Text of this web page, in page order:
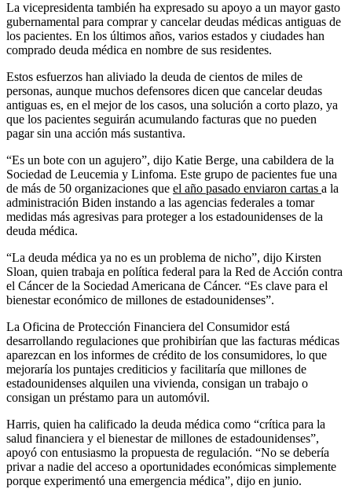
La vicepresidenta también ha expresado su apoyo a un mayor gasto
gubernamental para comprar y cancelar deudas médicas antiguas de
los pacientes. En los últimos años, varios estados y ciudades han
comprado deuda médica en nombre de sus residentes.
Estos esfuerzos han aliviado la deuda de cientos de miles de
personas, aunque muchos defensores dicen que cancelar deudas
antiguas es, en el mejor de los casos, una solución a corto plazo, ya
que los pacientes seguirán acumulando facturas que no pueden
pagar sin una acción más sustantiva.
“Es un bote con un agujero”, dijo Katie Berge, una cabildera de la
Sociedad de Leucemia y Linfoma. Este grupo de pacientes fue una
de más de 50 organizaciones que el año pasado enviaron cartas a la
administración Biden instando a las agencias federales a tomar
medidas más agresivas para proteger a los estadounidenses de la
deuda médica.
“La deuda médica ya no es un problema de nicho”, dijo Kirsten
Sloan, quien trabaja en política federal para la Red de Acción contra
el Cáncer de la Sociedad Americana de Cáncer. “Es clave para el
bienestar económico de millones de estadounidenses”.
La Oficina de Protección Financiera del Consumidor está
desarrollando regulaciones que prohibirían que las facturas médicas
aparezcan en los informes de crédito de los consumidores, lo que
mejoraría los puntajes crediticios y facilitaría que millones de
estadounidenses alquilen una vivienda, consigan un trabajo o
consigan un préstamo para un automóvil.
Harris, quien ha calificado la deuda médica como “crítica para la
salud financiera y el bienestar de millones de estadounidenses”,
apoyó con entusiasmo la propuesta de regulación. “No se debería
privar a nadie del acceso a oportunidades económicas simplemente
porque experimentó una emergencia médica”, dijo en junio.